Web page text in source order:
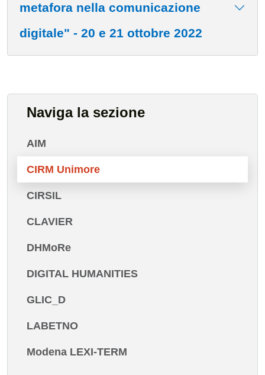
metafora nella comunicazione
digitale" - 20 e 21 ottobre 2022
Naviga la sezione
AIM
CIRM Unimore
CIRSIL
CLAVIER
DHMoRe
DIGITAL HUMANITIES
GLIC_D
LABETNO
Modena LEXI-TERM